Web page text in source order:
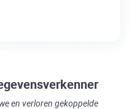
en verloren gekoppelde